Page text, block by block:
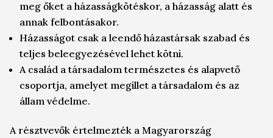
meg őket a házasságkötéskor, a házasság alatt és
annak felbontásakor.
Házasságot csak a leendő házastársak szabad és
teljes beleegyezésével lehet kötni.
A család a társadalom természetes és alapvető
csoportja, amelyet megillet a társadalom és az
állam védelme.
A résztvevők értelmezték a Magyarország